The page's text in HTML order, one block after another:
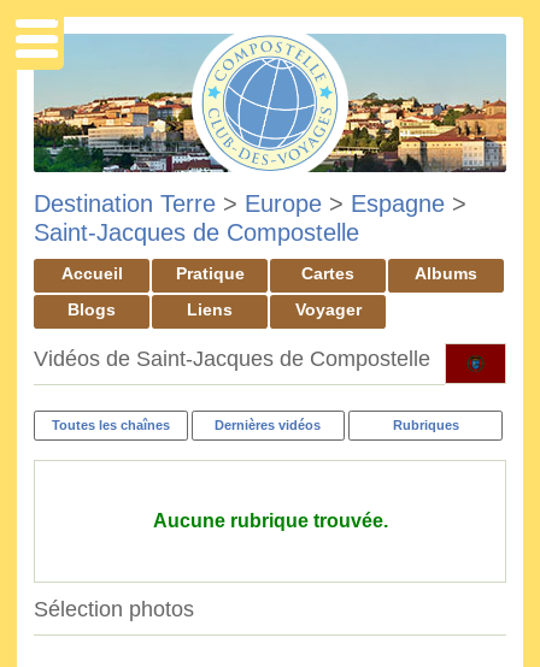
Destination Terre > Europe > Espagne >
Saint-Jacques de Compostelle
Accueil Pratique Cartes
Albums
Blogs
Liens Voyager
Vidéos de Saint-Jacques de Compostelle
Toutes les chaînes Dernières vidéos Rubriques
Aucune rubrique trouvée.
Sélection photos